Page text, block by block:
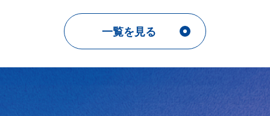
一覧を見る